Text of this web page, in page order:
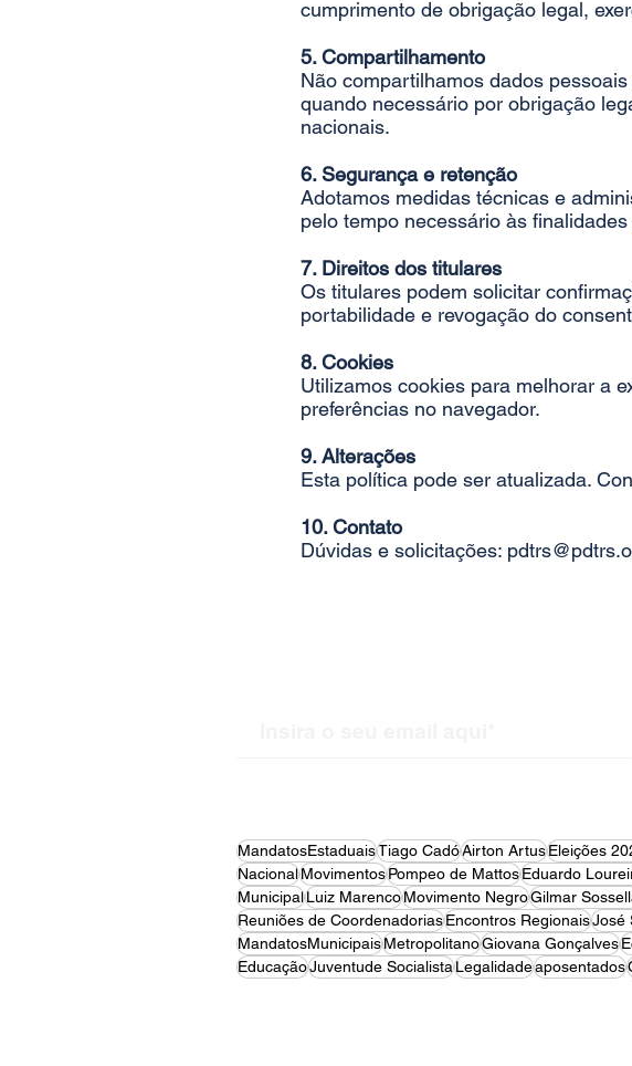
cumprimento de obrigação legal,
5. Compartilhamento
Não compartilhamos dados
quando necessário por obrigação
nacionais.
6. Segurança e retenção
Adotamos medidas técnicas e
pelo tempo necessário às
7. Direitos dos titulares
Os titulares podem solicitar
portabilidade e revogação do
8. Cookies
Utilizamos cookies para melhorar a
preferências no navegador.
9. Alterações
Esta política pode ser atualizada.
10. Contato
Dúvidas e solicitações:
MandatosEstaduaisTiago CadóAirton ArtusEleições
NacionalMovimentosPompeo de MattosEduardo
MunicipalLuiz MarencoMovimento NegroGilmar
Reuniões de CoordenadoriasEncontros RegionaisJosé
MandatosMunicipaisMetropolitanoGiovana Gonçalves
EducaçãoJuventude SocialistaLegalidadeaposentados